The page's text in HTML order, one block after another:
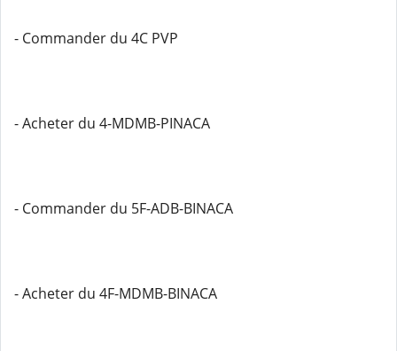
- Commander du 4C PVP
- Acheter du 4-MDMB-PINACA
- Commander du 5F-ADB-BINACA
- Acheter du 4F-MDMB-BINACA